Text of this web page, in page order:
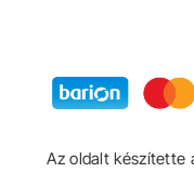
Az oldalt készítette